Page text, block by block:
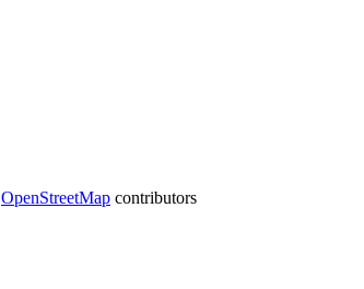
OpenStreetMap contributors